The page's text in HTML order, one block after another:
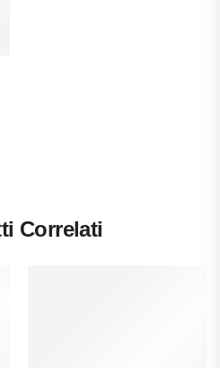
Correlati